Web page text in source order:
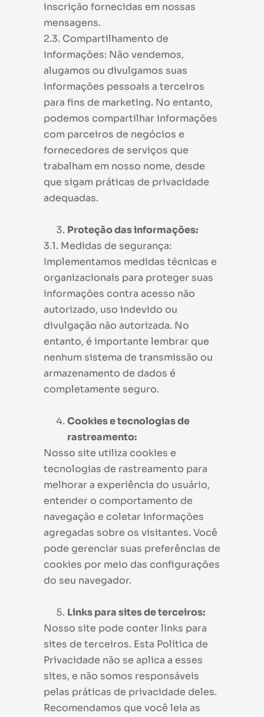
inscrição fornecidas em nossas
mensagens.
2.3. Compartilhamento de
informações: Não vendemos,
alugamos ou divulgamos suas
informações pessoais a terceiros
para fins de marketing. No entanto,
podemos compartilhar informações
com parceiros de negócios e
fornecedores de serviços que
trabalham em nosso nome, desde
que sigam práticas de privacidade
adequadas.
Proteção das informações:
3.1. Medidas de segurança:
Implementamos medidas técnicas e
organizacionais para proteger suas
informações contra acesso não
autorizado, uso indevido ou
divulgação não autorizada. No
entanto, é importante lembrar que
nenhum sistema de transmissão ou
armazenamento de dados é
completamente seguro.
Cookies e tecnologias de
rastreamento:
Nosso site utiliza cookies e
tecnologias de rastreamento para
melhorar a experiência do usuário,
entender o comportamento de
navegação e coletar informações
agregadas sobre os visitantes. Você
pode gerenciar suas preferências de
cookies por meio das configurações
do seu navegador.
Links para sites de terceiros:
Nosso site pode conter links para
sites de terceiros. Esta Política de
Privacidade não se aplica a esses
sites, e não somos responsáveis
pelas práticas de privacidade deles.
Recomendamos que você leia as